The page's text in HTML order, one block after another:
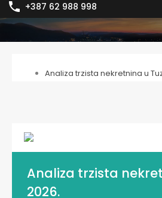
+387 62 988 998
Analiza trzista nekretnina u
Analiza trzista
2026.